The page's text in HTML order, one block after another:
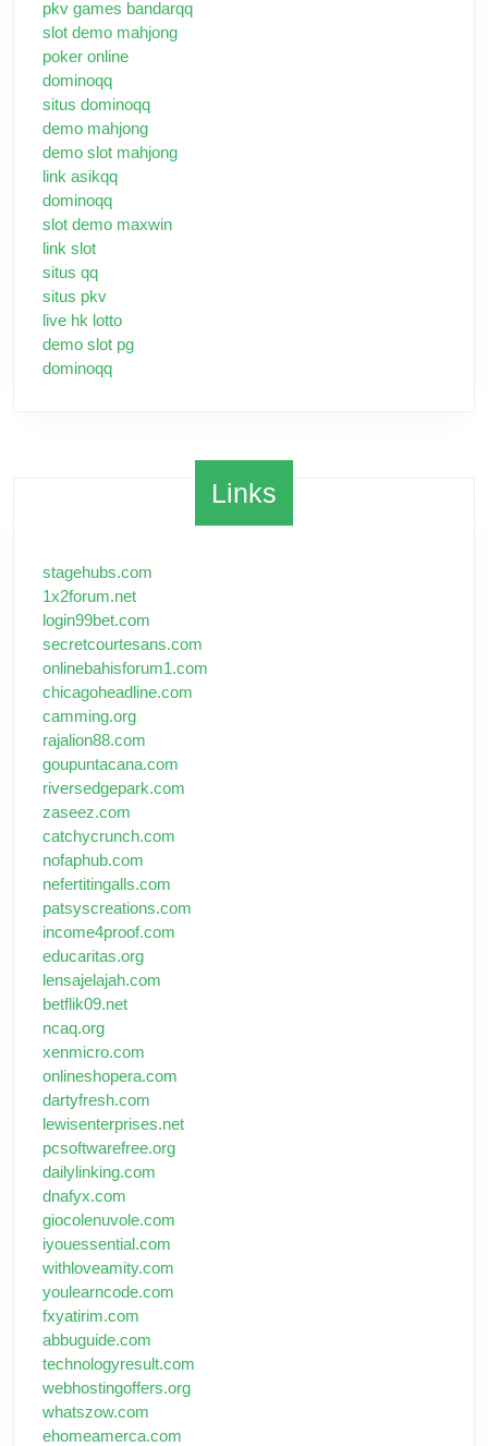
pkv games bandarqq
slot demo mahjong
poker online
dominoqq
situs dominoqq
demo mahjong
demo slot mahjong
link asikqq
dominoqq
slot demo maxwin
link slot
situs qq
situs pkv
live hk lotto
demo slot pg
dominoqq
Links
stagehubs.com
1x2forum.net
login99bet.com
secretcourtesans.com
onlinebahisforum1.com
chicagoheadline.com
camming.org
rajalion88.com
goupuntacana.com
riversedgepark.com
zaseez.com
catchycrunch.com
nofaphub.com
nefertitingalls.com
patsyscreations.com
income4proof.com
educaritas.org
lensajelajah.com
betflik09.net
ncaq.org
xenmicro.com
onlineshopera.com
dartyfresh.com
lewisenterprises.net
pcsoftwarefree.org
dailylinking.com
dnafyx.com
giocolenuvole.com
iyouessential.com
withloveamity.com
youlearncode.com
fxyatirim.com
abbuguide.com
technologyresult.com
webhostingoffers.org
whatszow.com
ehomeamerca.com